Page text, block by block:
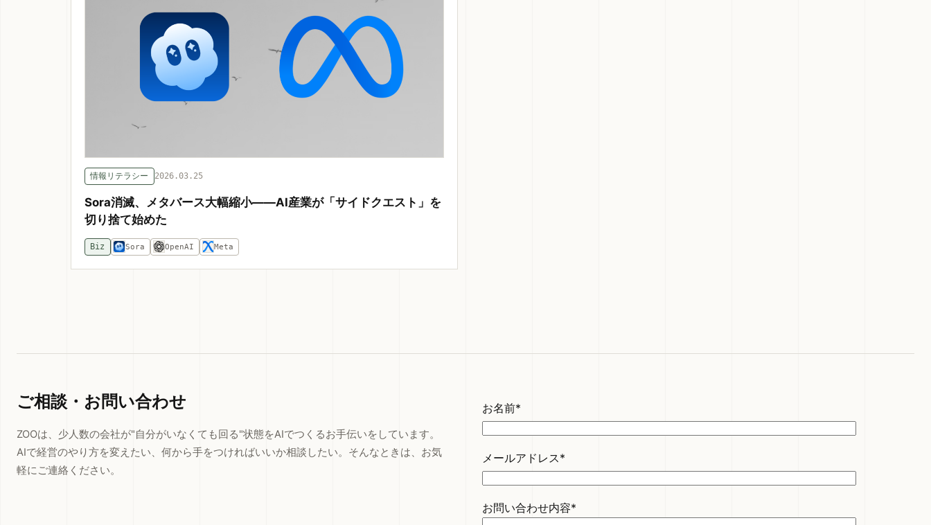
情報リテラシー 2026.03.25
Sora消滅、メタバース大幅縮小——AI産業が「サイドクエスト」を
切り捨て始めた
Biz Sora OpenAI Meta
ご相談・お問い合わせ
ZOOは、少人数の会社が"自分がいなくても回る"状態をAIでつくるお手伝いをしています。
AIで経営のやり方を変えたい、何から手をつければいいか相談したい。そんなときは、お気
軽にご連絡ください。
お名前*
メールアドレス*
お問い合わせ内容*